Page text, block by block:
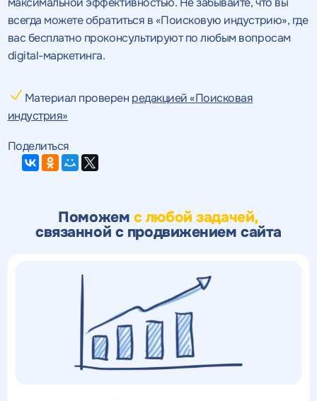
всегда можете обратиться в «Поисковую индустрию», где
вас бесплатно проконсультируют по любым вопросам
digital-маркетинга.
Материал проверен редакцией «Поисковая
индустрия»
Поделиться
Поможем с любой задачей,
связанной с продвижением сайта